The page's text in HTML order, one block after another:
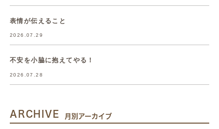
表情が伝えること
2026.07.29
不安を小脇に抱えてやる！
2026.07.28
ARCHIVE 月別アーカイブ